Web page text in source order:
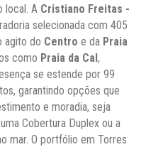
local. A Cristiano Freitas -
selecionada com 405
agito do Centro e da Praia
como Praia da Cal,
se estende por 99
garantindo opções que
e moradia, seja
Cobertura Duplex ou a
mar. O portfólio em Torres